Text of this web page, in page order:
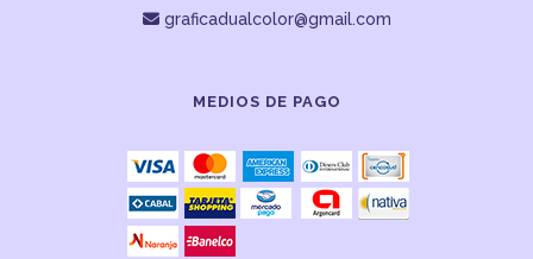
graficadualcolor@gmail.com
MEDIOS DE PAGO